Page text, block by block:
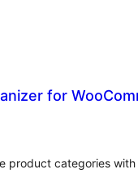
for
product categories